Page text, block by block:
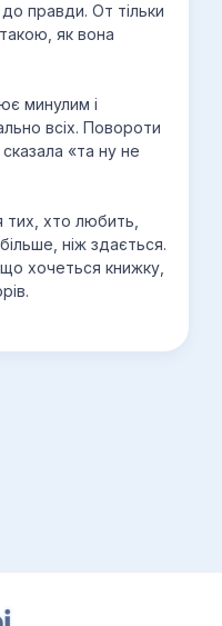
правди. От тільки
як вона
минулим і
всіх. Повороти
сказала «та ну не
тих, хто любить,
ніж здається.
хочеться книжку,